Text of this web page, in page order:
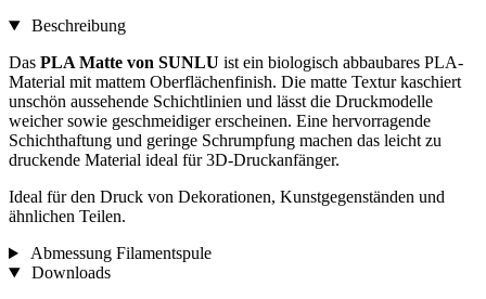
Beschreibung
Das PLA Matte von SUNLU ist ein biologisch abbaubares PLA-
Material mit mattem Oberflächenfinish. Die matte Textur kaschiert
unschön aussehende Schichtlinien und lässt die Druckmodelle
weicher sowie geschmeidiger erscheinen. Eine hervorragende
Schichthaftung und geringe Schrumpfung machen das leicht zu
druckende Material ideal für 3D-Druckanfänger.
Ideal für den Druck von Dekorationen, Kunstgegenständen und
ähnlichen Teilen.
Abmessung Filamentspule
Downloads